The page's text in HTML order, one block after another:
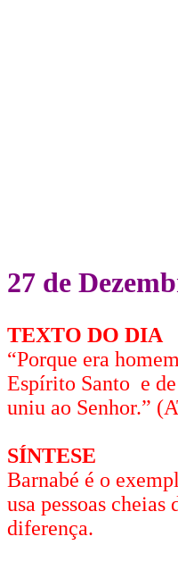
27 de
TEXTO DO DIA
“Porque era
Espírito Santo e
uniu ao Senhor.”
SÍNTESE
Barnabé é o
usa pessoas
diferença.